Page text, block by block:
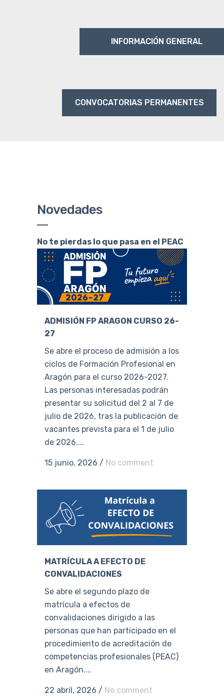
INFORMACIÓN GENERAL
CONVOCATORIAS PERMANENTES
Novedades
No te pierdas lo que pasa en el PEAC
ADMISIÓN FP ARAGON CURSO 26-
27
Se abre el proceso de admisión a los
ciclos de Formación Profesional en
Aragón para el curso 2026-2027.
Las personas interesadas podrán
presentar su solicitud del 2 al 7 de
julio de 2026, tras la publicación de
vacantes prevista para el 1 de julio
de 2026....
15 junio, 2026 / No comment
MATRÍCULA A EFECTO DE
CONVALIDACIONES
Se abre el segundo plazo de
matrícula a efectos de
convalidaciones dirigido a las
personas que han participado en el
procedimiento de acreditación de
competencias profesionales (PEAC)
en Aragón....
22 abril, 2026 / No comment